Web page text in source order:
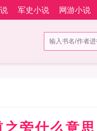
军史小说 网游小说
之旁什么意思